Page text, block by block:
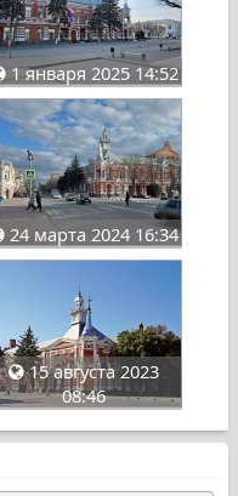
1 января 2025 14:52
24 марта 2024 16:34
15 августа 2023
08:46